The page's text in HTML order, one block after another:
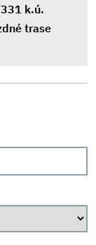
k.ú.
trase